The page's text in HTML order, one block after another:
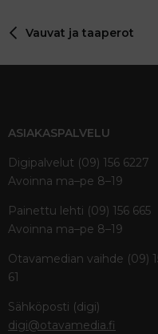
Vauvat ja taaperot
ASIAKASPALVELU
Digipalvelut (09) 156 6227
Avoinna ma–pe 8–19
Painettu lehti (09) 156 665
Avoinna ma–pe 8–19
Otavamedian vaihde (09)
61
Sähköposti (digi)
digi@otavamedia.fi